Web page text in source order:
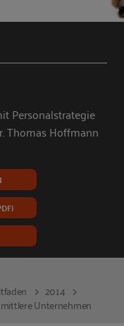
Personalstrategie
Thomas Hoffmann
2014
Unternehmen